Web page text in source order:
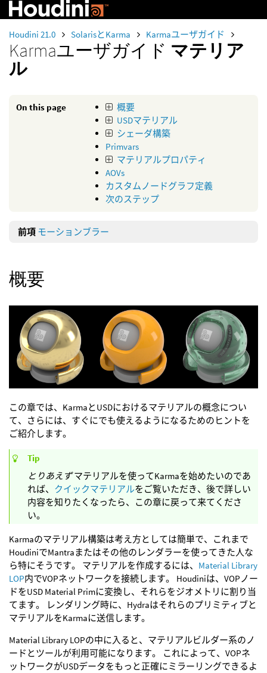
Houdini 21.0 SolarisとKarma Karmaユーザガイド
Karmaユーザガイド マテリア
ル
On this page
概要
USDマテリアル
シェーダ構築
Primvars
マテリアルプロパティ
AOVs
カスタムノードグラフ定義
次のステップ
前項 モーションブラー
概要
この章では、KarmaとUSDにおけるマテリアルの概念につい
て、さらには、すぐにでも使えるようになるためのヒントを
ご紹介します。
Tip
とりあえずマテリアルを使ってKarmaを始めたいのであ
れば、 クイックマテリアルをご覧いただき、後で詳しい
内容を知りたくなったら、この章に戻って来てくださ
い。
Karmaのマテリアル構築は考え方としては簡単で、これまで
HoudiniでMantraまたはその他のレンダラーを使ってきた人な
ら特にそうです。 マテリアルを作成するには、 Material Library
LOP内でVOPネットワークを接続します。 Houdiniは、VOPノー
ドをUSD Material Primに変換し、それらをジオメトリに割り当
てます。 レンダリング時に、Hydraはそれらのプリミティブと
マテリアルをKarmaに送信します。
Material Library LOPの中に入ると、マテリアルビルダー系のノ
ードとツールが利用可能になります。 これによって、VOPネ
ットワークがUSDデータをもっと正確にミラーリングできるよ